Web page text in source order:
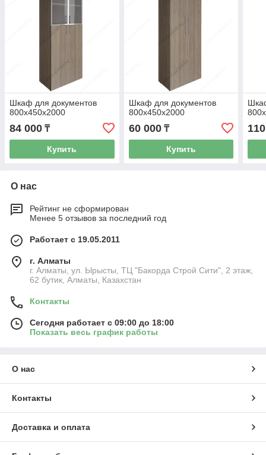
Шкаф для документов
800х450х2000
84 000 ₸
Купить
Шкаф для документов
800х450х2000
60 000₸
Купить
О нас
Рейтинг не сформирован
Менее 5 отзывов за последний год
Работает с 19.05.2011
г. Алматы
г. Алматы, ул. Ырысты, ТЦ "Бакорда Строй Сити", 2 этаж,
62 бутик, Алматы, Казахстан
Контакты
Сегодня работает с 09:00 до 18:00
Показать весь график работы
О нас
Контакты
Доставка и оплата